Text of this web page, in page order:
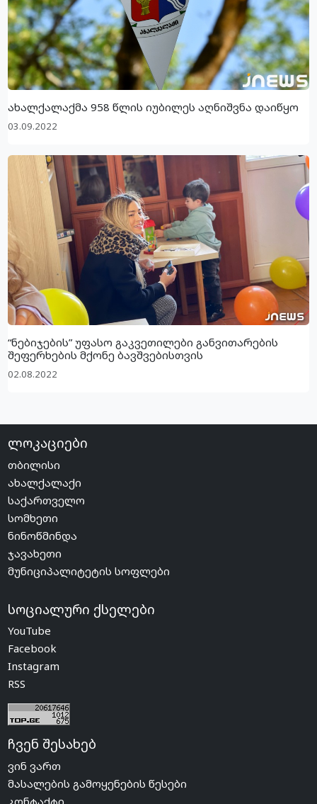
ახალქალაქმა 958 წლის იუბილეს აღნიშვნა დაიწყო
03.09.2022
“ნებიჯების” უფასო გაკვეთილები განვითარების
შეფერხების მქონე ბავშვებისთვის
02.08.2022
ლოკაციები
თბილისი
ახალქალაქი
საქართველო
სომხეთი
ნინოწმინდა
ჯავახეთი
მუნიციპალიტეტის სოფლები
სოციალური ქსელები
YouTube
Facebook
Instagram
RSS
ჩვენ შესახებ
ვინ ვართ
მასალების გამოყენების წესები
კონტაქტი